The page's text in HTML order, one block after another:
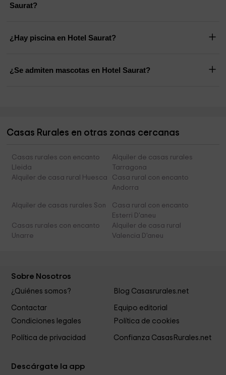
Saurat?
¿Hay piscina en Hotel Saurat?
¿Se admiten mascotas en Hotel Saurat?
Casas Rurales en otras zonas cercanas
Casas rurales con encanto
Lleida
Alquiler de casas rurales
Tarragona
Alquiler de casa rural Huesca
Casa rural con encanto
Andorra
Alquiler de casas rurales Son
Casa rural con encanto
Esterri D'aneu
Casas rurales con encanto
Unarre
Alquiler de casa rural
Valencia D'aneu
Sobre Nosotros
¿Quiénes somos? Blog Casasrurales.net
Contactar
Equipo editorial
Condiciones legales
Política de cookies
Política de privacidad Confianza CasasRurales.net
Descárgate la app